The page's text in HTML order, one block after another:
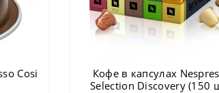
Cosi
Кофе в капсулах
Selection Discovery (150